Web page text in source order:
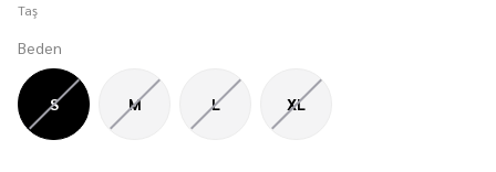
Taş
Beden
S M L XL